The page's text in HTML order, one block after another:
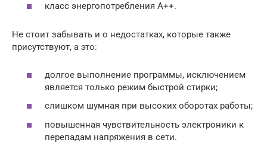
класс энергопотребления А++.
Не стоит забывать и о недостатках, которые также
присутствуют, а это:
долгое выполнение программы, исключением
является только режим быстрой стирки;
слишком шумная при высоких оборотах работы;
повышенная чувствительность электроники к
перепадам напряжения в сети.